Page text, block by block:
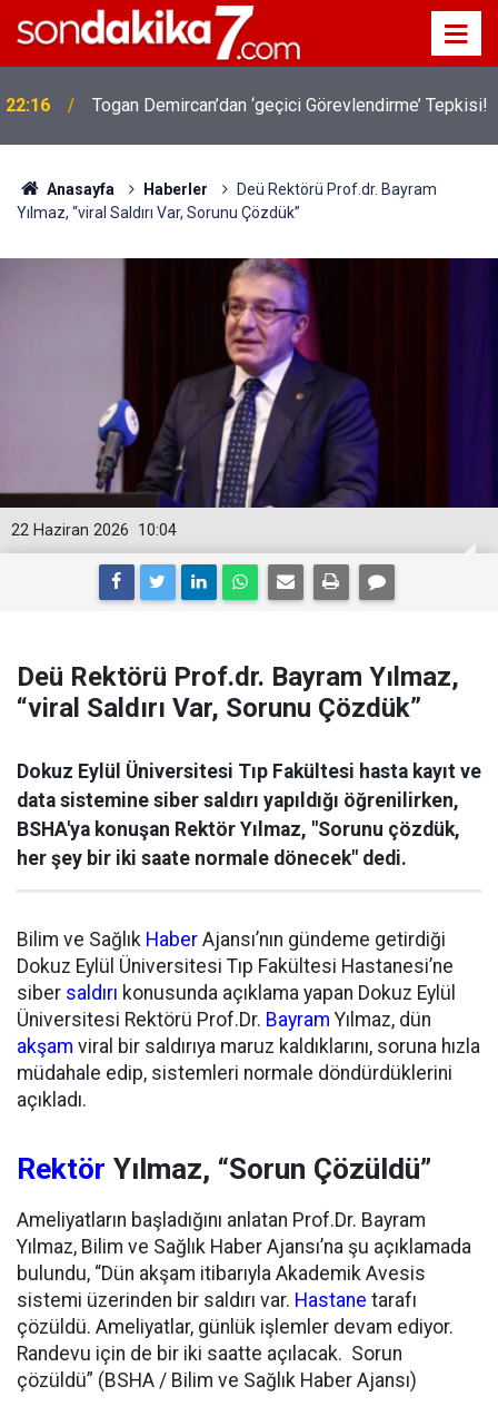
22:16 Togan Demircan’dan ‘geçici Görevlendirme’ Tepkisi!
Anasayfa Haberler
Deü Rektörü Prof.dr. Bayram
Yılmaz, “viral Saldırı Var, Sorunu Çözdük”
10:04
22 Haziran 2026
Deü Rektörü Prof.dr. Bayram Yılmaz,
“viral Saldırı Var, Sorunu Çözdük”
Dokuz Eylül Üniversitesi Tıp Fakültesi hasta kayıt ve
data sistemine siber saldırı yapıldığı öğrenilirken,
BSHA'ya konuşan Rektör Yılmaz, "Sorunu çözdük,
her şey bir iki saate normale dönecek" dedi.
Bilim ve Sağlık Haber Ajansı’nın gündeme getirdiği
Dokuz Eylül Üniversitesi Tıp Fakültesi Hastanesi’ne
siber saldırı konusunda açıklama yapan Dokuz Eylül
Üniversitesi Rektörü Prof.Dr. Bayram Yılmaz, dün
akşam viral bir saldırıya maruz kaldıklarını, soruna hızla
müdahale edip, sistemleri normale döndürdüklerini
açıkladı.
Rektör Yılmaz, “Sorun Çözüldü”
Ameliyatların başladığını anlatan Prof.Dr. Bayram
Yılmaz, Bilim ve Sağlık Haber Ajansı’na şu açıklamada
bulundu, “Dün akşam itibarıyla Akademik Avesis
sistemi üzerinden bir saldırı var. Hastane tarafı
çözüldü. Ameliyatlar, günlük işlemler devam ediyor.
Randevu için de bir iki saatte açılacak. Sorun
çözüldü” (BSHA / Bilim ve Sağlık Haber Ajansı)